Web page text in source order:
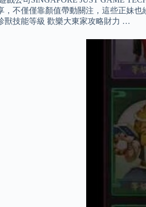
，不僅僅靠顏值帶動關注，這些正妹
獸技能等級 歡樂大東家攻略財力 …